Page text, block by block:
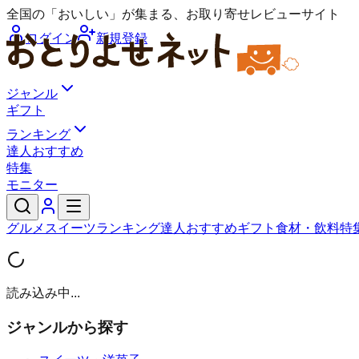
全国の「おいしい」が集まる、お取り寄せレビューサイト
ログイン
新規登録
ジャンル
ギフト
ランキング
達人おすすめ
特集
モニター
グルメ スイーツランキング達人おすすめギフト 食材・飲料特
読み込み中...
ジャンルから探す